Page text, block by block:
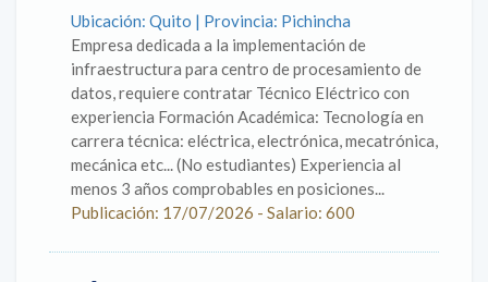
Ubicación: Quito | Provincia: Pichincha
Empresa dedicada a la implementación de
infraestructura para centro de procesamiento de
datos, requiere contratar Técnico Eléctrico con
experiencia Formación Académica: Tecnología en
carrera técnica: eléctrica, electrónica, mecatrónica,
mecánica etc... (No estudiantes) Experiencia al
menos 3 años comprobables en posiciones...
Publicación: 17/07/2026 - Salario: 600